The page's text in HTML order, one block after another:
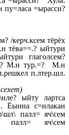
пу=ласа =ырасси?
/керч.ксем тёрёх
тёва==.? ыйтури
глаголсем?
М.н тур.=? М.н
п.лтер.шл.
ыйту лартса
Ёынна с=нлакан
палл= яч\сем
палл= яч\сем